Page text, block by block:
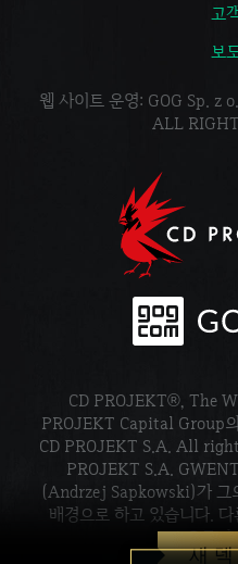
새 덱
고
보
웹 사이트 운영: GOG Sp. z
ALL
CD PROJEKT®, The
PROJEKT Capital Group
CD PROJEKT S.A. All
PROJEKT S.A.
(Andrzej Sapkowski)가 그
배경으로 하고 있습니다.
소유주의